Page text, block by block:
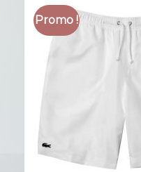
Promo !